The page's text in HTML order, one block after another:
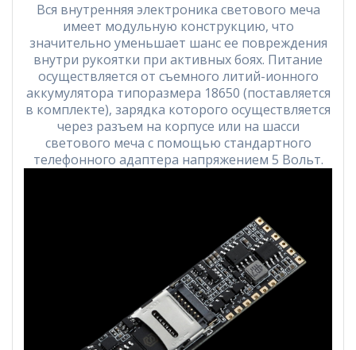
Вся внутренняя электроника светового меча
имеет модульную конструкцию, что
значительно уменьшает шанс ее повреждения
внутри рукоятки при активных боях. Питание
осуществляется от съемного литий-ионного
аккумулятора типоразмера 18650 (поставляется
в комплекте), зарядка которого осуществляется
через разъем на корпусе или на шасси
светового меча с помощью стандартного
телефонного адаптера напряжением 5 Вольт.